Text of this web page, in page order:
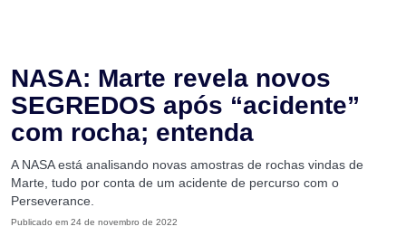
NASA: Marte revela novos
SEGREDOS após “acidente”
com rocha; entenda
A NASA está analisando novas amostras de rochas vindas de
Marte, tudo por conta de um acidente de percurso com o
Perseverance.
Publicado em 24 de novembro de 2022